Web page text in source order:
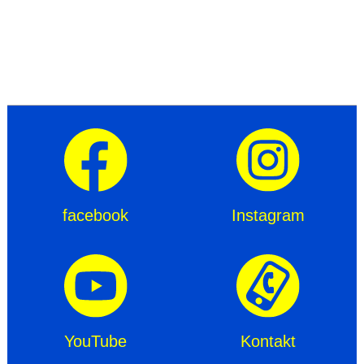
facebook Instagram
YouTube Kontakt